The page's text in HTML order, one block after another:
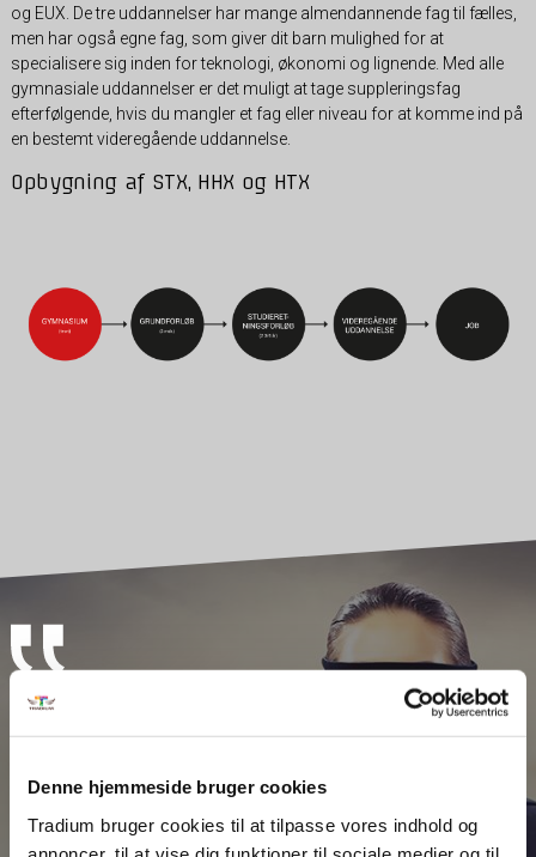
Denne hjemmeside bruger cookies
Tradium bruger cookies til at tilpasse vores indhold og
og EUX. De tre uddannelser har mange almendannende fag til fælles,
men har også egne fag, som giver dit barn mulighed for at
specialisere sig inden for teknologi, økonomi og lignende. Med alle
gymnasiale uddannelser er det muligt at tage suppleringsfag
efterfølgende, hvis du mangler et fag eller niveau for at komme ind på
en bestemt videregående uddannelse.
Opbygning af STX, HHX og HTX
Med en gymnasial
specialisere sig inden